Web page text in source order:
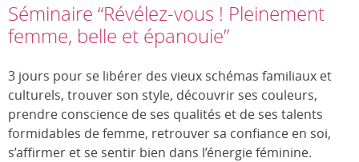
Séminaire “Révélez-vous ! Pleinement
femme, belle et épanouie”
3 jours pour se libérer des vieux schémas familiaux et
culturels, trouver son style, découvrir ses couleurs,
prendre conscience de ses qualités et de ses talents
formidables de femme, retrouver sa confiance en soi,
s’affirmer et se sentir bien dans l’énergie féminine.